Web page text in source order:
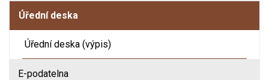
Úřední deska
Úřední deska (výpis)
E-podatelna